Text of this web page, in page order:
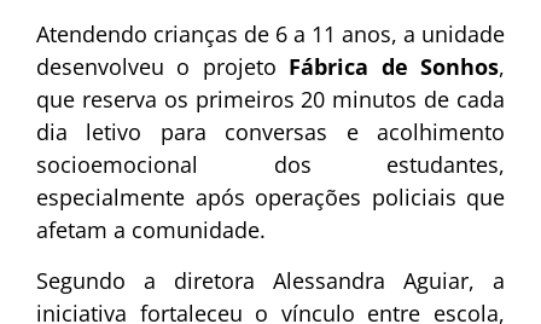
Atendendo crianças de 6 a 11 anos, a unidade
desenvolveu o projeto Fábrica de Sonhos,
que reserva os primeiros 20 minutos de cada
dia letivo para conversas e acolhimento
socioemocional dos estudantes,
especialmente após operações policiais que
afetam a comunidade.
Segundo a diretora Alessandra Aguiar, a
iniciativa fortaleceu o vínculo entre escola,